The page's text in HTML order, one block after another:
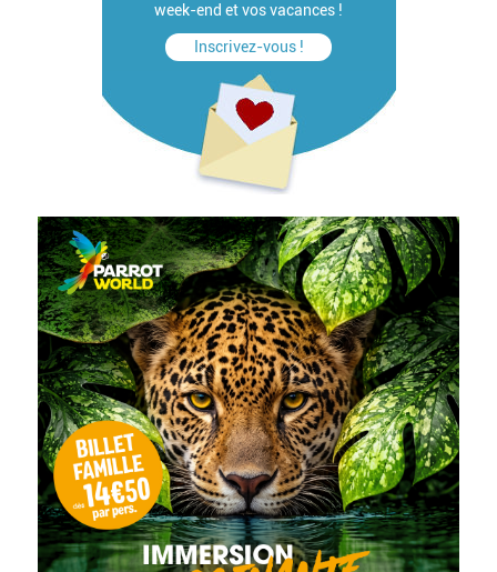
week-end et vos vacances !
Inscrivez-vous !